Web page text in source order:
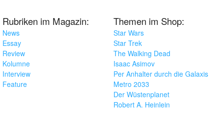
Rubriken im Magazin:
News
Essay
Review
Kolumne
Interview
Feature
Themen im Shop:
Star Wars
Star Trek
The Walking Dead
Isaac Asimov
Per Anhalter durch die Galaxis
Metro 2033
Der Wüstenplanet
Robert A. Heinlein